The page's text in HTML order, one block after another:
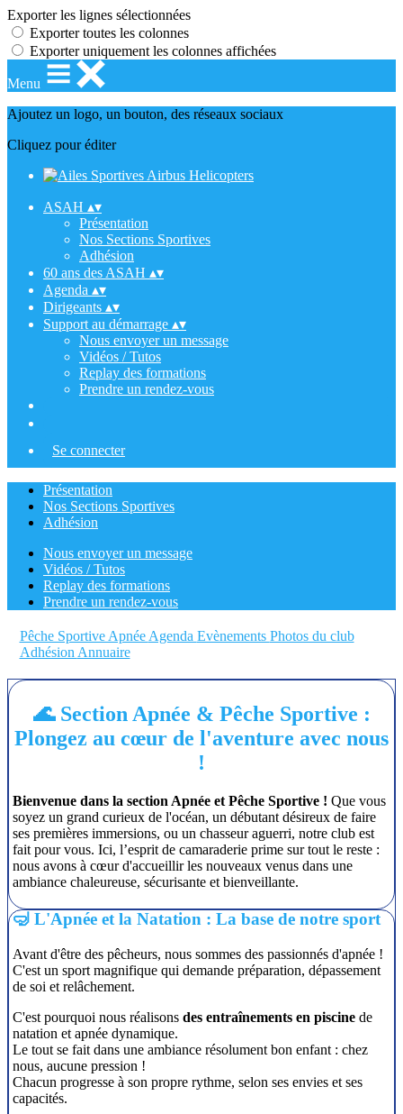
Exporter les lignes sélectionnées
Exporter toutes les colonnes
Exporter uniquement les colonnes affichées
Menu
Ajoutez un logo, un bouton, des réseaux sociaux
Cliquez pour éditer
ASAH ▴▾
Présentation
Nos Sections Sportives
Adhésion
60 ans des ASAH ▴▾
Agenda ▴▾
Dirigeants ▴▾
Support au démarrage ▴▾
Nous envoyer un message
Vidéos / Tutos
Replay des formations
Prendre un rendez-vous
Se connecter
Présentation
Nos Sections Sportives
Adhésion
Nous envoyer un message
Vidéos / Tutos
Replay des formations
Prendre un rendez-vous
Pêche Sportive Apnée Agenda Evènements Photos du club
Adhésion Annuaire
🌊 Section Apnée & Pêche Sportive :
Plongez au cœur de l'aventure avec nous
!
Bienvenue dans la section Apnée et Pêche Sportive ! Que vous
soyez un grand curieux de l'océan, un débutant désireux de faire
ses premières immersions, ou un chasseur aguerri, notre club est
fait pour vous. Ici, l’esprit de camaraderie prime sur tout le reste :
nous avons à cœur d'accueillir les nouveaux venus dans une
ambiance chaleureuse, sécurisante et bienveillante.
🤿 L'Apnée et la Natation : La base de notre sport
Avant d'être des pêcheurs, nous sommes des passionnés d'apnée !
C'est un sport magnifique qui demande préparation, dépassement
de soi et relâchement.
C'est pourquoi nous réalisons des entraînements en piscine de
natation et apnée dynamique.
Le tout se fait dans une ambiance résolument bon enfant : chez
nous, aucune pression !
Chacun progresse à son propre rythme, selon ses envies et ses
capacités.